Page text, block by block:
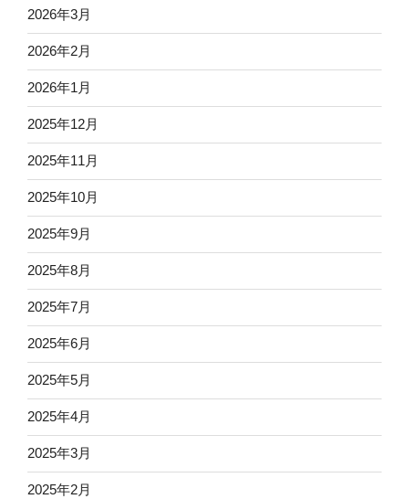
2026年3月
2026年2月
2026年1月
2025年12月
2025年11月
2025年10月
2025年9月
2025年8月
2025年7月
2025年6月
2025年5月
2025年4月
2025年3月
2025年2月